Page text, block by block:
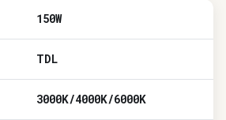
150W
TDL
3000K/4000K/6000K